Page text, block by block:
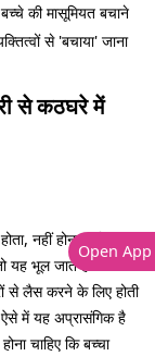
की मासूमियत बचाने
से 'बचाया' जाना
से कठघरे में
नहीं होना चाहिए.
यह भूल जाते हैं कि
से लैस करने के लिए होती
में यह अप्रासंगिक है
चाहिए कि बच्चा
Open App